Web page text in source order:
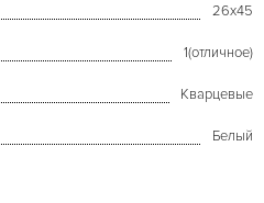
26х45
1(отличное)
Кварцевые
Белый